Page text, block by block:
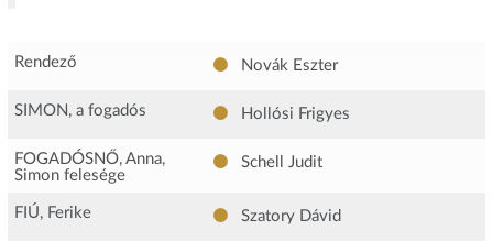
Rendező Novák Eszter
SIMON, a fogadós Hollósi Frigyes
FOGADÓSNŐ, Anna,
Simon felesége
Schell Judit
FIÚ, Ferike Szatory Dávid